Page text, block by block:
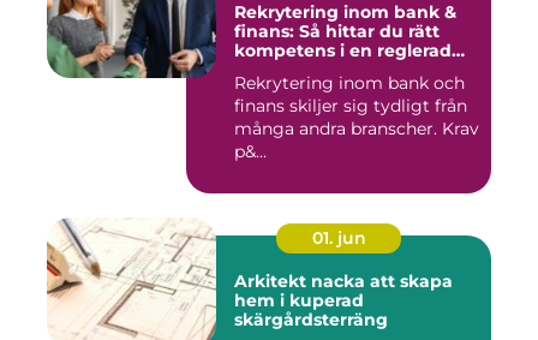
Rekrytering inom bank &
finans: Så hittar du rätt
kompetens i en reglerad
Rekrytering inom bank och
finans skiljer sig tydligt från
många andra branscher. Krav
p&...
01. jun
Arkitekt nacka att skapa
hem i kuperad
skärgårdsterräng